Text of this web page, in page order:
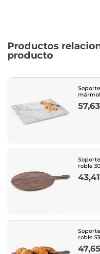
Productos
producto
mármol
Price
roble
Price
roble
Price